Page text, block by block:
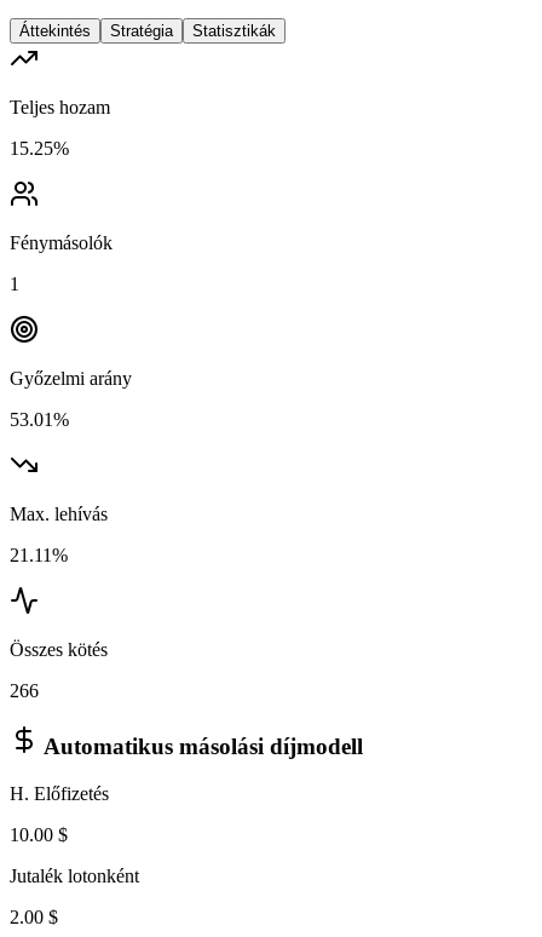
Áttekintés Stratégia Statisztikák
Teljes hozam
15.25%
Fénymásolók
1
Győzelmi arány
53.01%
Max. lehívás
21.11%
Összes kötés
266
Automatikus másolási díjmodell
H. Előfizetés
10.00 $
Jutalék lotonként
2.00 $